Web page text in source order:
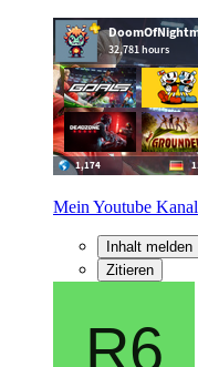
Mein Youtube Kanal
Inhalt melden
Zitieren